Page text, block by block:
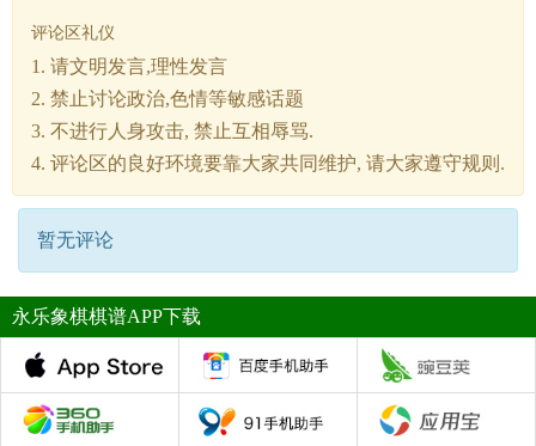
评论区礼仪
1. 请文明发言,理性发言
2. 禁止讨论政治,色情等敏感话题
3. 不进行人身攻击, 禁止互相辱骂.
4. 评论区的良好环境要靠大家共同维护, 请大家遵守规则.
暂无评论
永乐象棋棋谱APP下载